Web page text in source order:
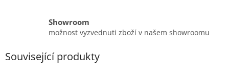
Showroom
možnost vyzvednuti zboží v našem showroomu
Související produkty